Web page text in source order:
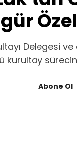
Delegesi
kurultay
Abone Ol